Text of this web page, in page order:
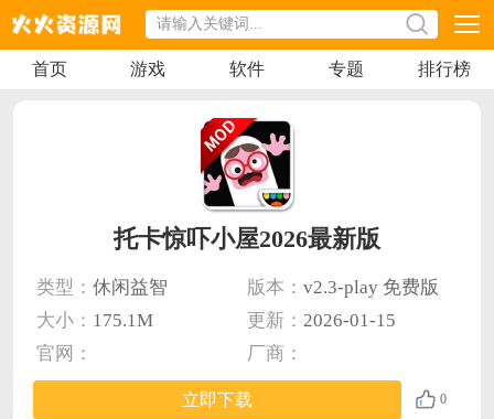
首页 游戏 软件 专题 排行榜
托卡惊吓小屋2026最新版
类型： 休闲益智 版本： v2.3-play 免费版
大小： 175.1M 更新： 2026-01-15
官网：
厂商：
立即下载 0